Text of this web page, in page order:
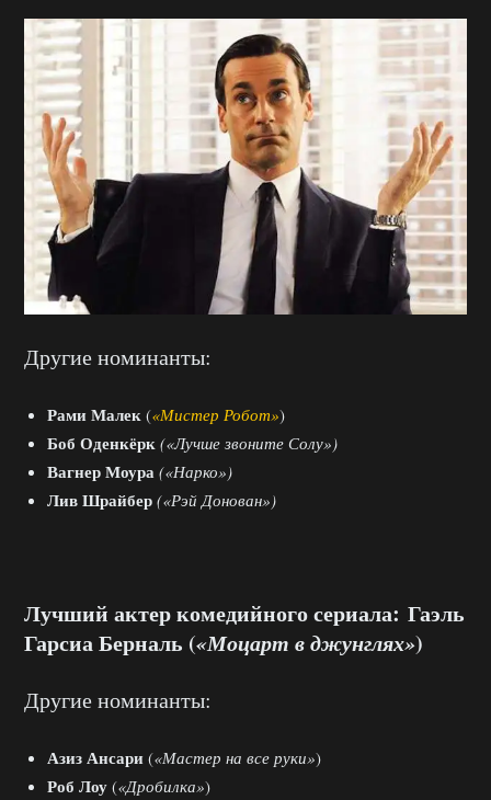
Другие номинанты:
Рами Малек («Мистер Робот»)
Боб Оденкёрк («Лучше звоните Солу»)
Вагнер Моура («Нарко»)
Лив Шрайбер («Рэй Донован»)
Лучший актер комедийного сериала: Гаэль
Гарсиа Берналь («Моцарт в джунглях»)
Другие номинанты:
Азиз Ансари («Мастер на все руки»)
Роб Лоу («Дробилка»)